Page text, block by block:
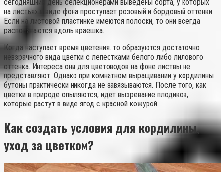
сегодняшний день селекционерами выведены сорта, у которых
на листьях в виде фона проступает розовый и бордовый оттенки.
Если на листовой пластинке имеются полоски, то они всегда
располагаются вдоль краешка.
Когда наступает время цветения, то образуются достаточно
невзрачного вида цветки с лепестками белого либо лилового
оттенка. Интереса они для цветоводов на фоне листвы не
представляют. Однако при комнатном выращивании у кордилины
бутоны практически никогда не завязываются. После того, как
цветки в природе опыляются, идет вызревание плодиков,
которые растут в виде ягод с красной кожурой.
Как создать условия для кордилины,
уход за цветком?